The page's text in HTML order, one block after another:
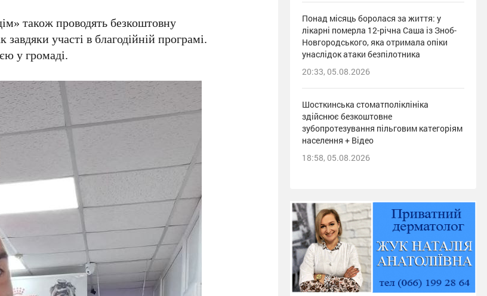
також проводять безкоштовну
участі в благодійній програмі.
у громаді.
Понад місяць боролася за життя: у
лікарні померла 12-річна Саша із Зноб-
Новгородського, яка отримала опіки
унаслідок атаки безпілотника
20:33, 05.08.2026
Шосткинська стоматполіклініка
здійснює безкоштовне
зубопротезування пільговим категоріям
населення + Відео
18:58, 05.08.2026